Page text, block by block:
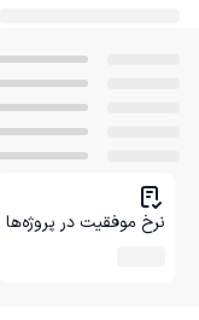
نرخ موفقیت در پروژه‌ها